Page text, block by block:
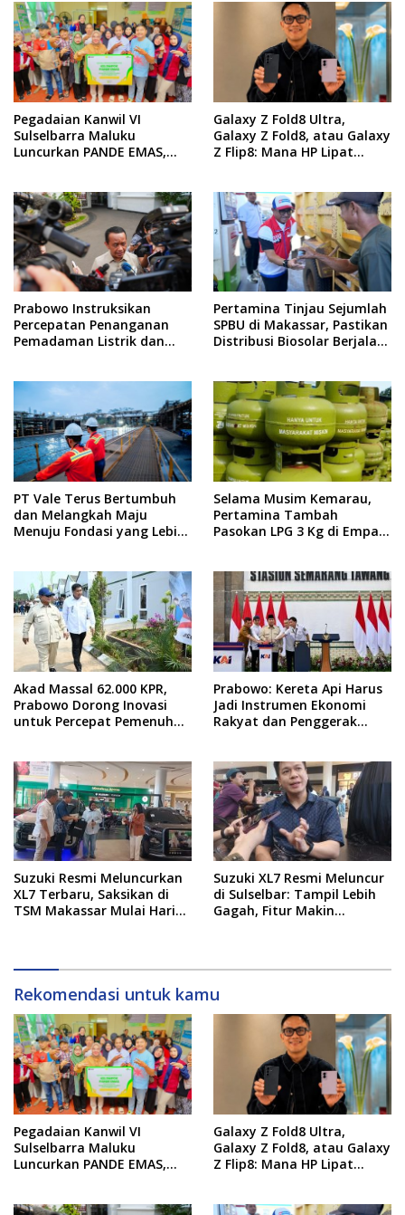
Pegadaian Kanwil VI
Sulselbarra Maluku
Luncurkan PANDE EMAS,
Galaxy Z Fold8 Ultra,
Galaxy Z Fold8, atau Galaxy
Z Flip8: Mana HP Lipat
Prabowo Instruksikan
Percepatan Penanganan
Pemadaman Listrik dan
Pertamina Tinjau Sejumlah
SPBU di Makassar, Pastikan
Distribusi Biosolar Berjalan
PT Vale Terus Bertumbuh
dan Melangkah Maju
Menuju Fondasi yang Lebih
Selama Musim Kemarau,
Pertamina Tambah
Pasokan LPG 3 Kg di Empat
Akad Massal 62.000 KPR,
Prabowo Dorong Inovasi
untuk Percepat Pemenuhan
Prabowo: Kereta Api Harus
Jadi Instrumen Ekonomi
Rakyat dan Penggerak
Suzuki Resmi Meluncurkan
XL7 Terbaru, Saksikan di
TSM Makassar Mulai Hari
Suzuki XL7 Resmi Meluncur
di Sulselbar: Tampil Lebih
Gagah, Fitur Makin
Rekomendasi untuk kamu
Pegadaian Kanwil VI
Sulselbarra Maluku
Luncurkan PANDE EMAS,
Galaxy Z Fold8 Ultra,
Galaxy Z Fold8, atau Galaxy
Z Flip8: Mana HP Lipat